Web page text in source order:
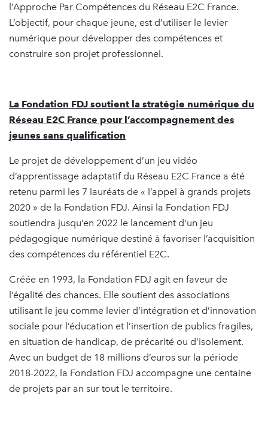
l’Approche Par Compétences du Réseau E2C France.
L’objectif, pour chaque jeune, est d’utiliser le levier
numérique pour développer des compétences et
construire son projet professionnel.
La Fondation FDJ soutient la stratégie numérique du
Réseau E2C France pour l’accompagnement des
jeunes sans qualification
Le projet de développement d’un jeu vidéo
d’apprentissage adaptatif du Réseau E2C France a été
retenu parmi les 7 lauréats de « l’appel à grands projets
2020 » de la Fondation FDJ. Ainsi la Fondation FDJ
soutiendra jusqu’en 2022 le lancement d'un jeu
pédagogique numérique destiné à favoriser l’acquisition
des compétences du référentiel E2C.
Créée en 1993, la Fondation FDJ agit en faveur de
l’égalité des chances. Elle soutient des associations
utilisant le jeu comme levier d’intégration et d’innovation
sociale pour l’éducation et l’insertion de publics fragiles,
en situation de handicap, de précarité ou d’isolement.
Avec un budget de 18 millions d’euros sur la période
2018-2022, la Fondation FDJ accompagne une centaine
de projets par an sur tout le territoire.